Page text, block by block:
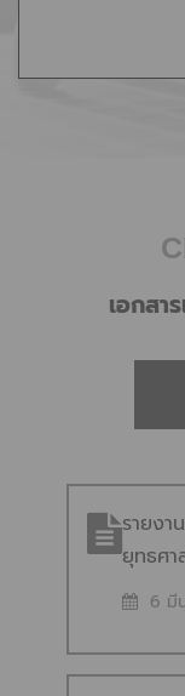
เอกสา
รายงา
ยุทธศา
6 มี